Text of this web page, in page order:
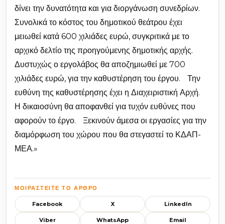
δίνει την δυνατότητα και για διοργάνωση συνεδρίων.
Συνολικά το κόστος του δημοτικού θεάτρου έχει
μειωθεί κατά 600 χιλιάδες ευρώ, συγκριτικά με το
αρχικό δελτίο της προηγούμενης δημοτικής αρχής.
Δυστυχώς ο εργολάβος θα αποζημιωθεί με 700
χιλιάδες ευρώ, για την καθυστέρηση του έργου. Την
ευθύνη της καθυστέρησης έχει η Διαχειριστική Αρχή.
Η δικαιοσύνη θα αποφανθεί για τυχόν ευθύνες που
αφορούν το έργο. Ξεκινούν άμεσα οι εργασίες για την
διαμόρφωση του χώρου που θα στεγαστεί το ΚΔΑΠ-
ΜΕΑ.»
ΜΟΙΡΑΣΤΕΊΤΕ ΤΟ ΆΡΘΡΟ
Facebook X LinkedIn
Viber WhatsApp Email